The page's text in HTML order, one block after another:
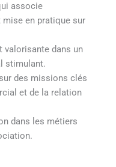
associe
en pratique sur
valorisante dans un
stimulant.
des missions clés
et de la relation
dans les métiers